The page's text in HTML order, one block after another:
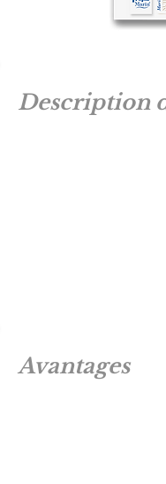
Description
Avantages